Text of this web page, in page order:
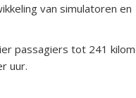
van simulatoren en
passagiers tot 241
uur.